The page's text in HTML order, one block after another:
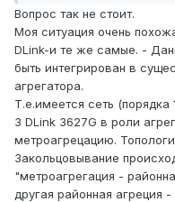
Вопрос так не стоит.
Моя ситуация очень
DLink-и те же самые. -
быть интегрирован в
агрегатора.
Т.е.имеется сеть
3 DLink 3627G в роли
метроагрецацию.
Закольцовывание
"метроагрегация -
другая районная агреция